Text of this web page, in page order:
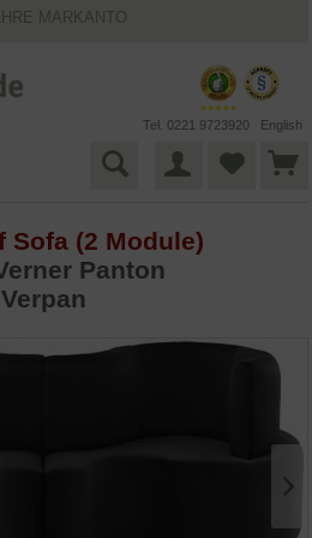
MARKANTO
GARANTIE
Tel. 0221 9723920 English
Sofa (2 Module)
Panton
Verpan